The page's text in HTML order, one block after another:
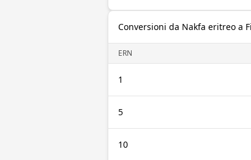
Conversioni da Nakfa eritreo a
ERN
1
5
10